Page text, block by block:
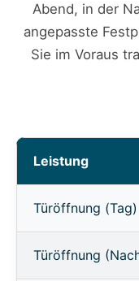
Abend, in der
angepasste
Sie im Voraus
Leistung
Türöffnung (Tag)
Türöffnung